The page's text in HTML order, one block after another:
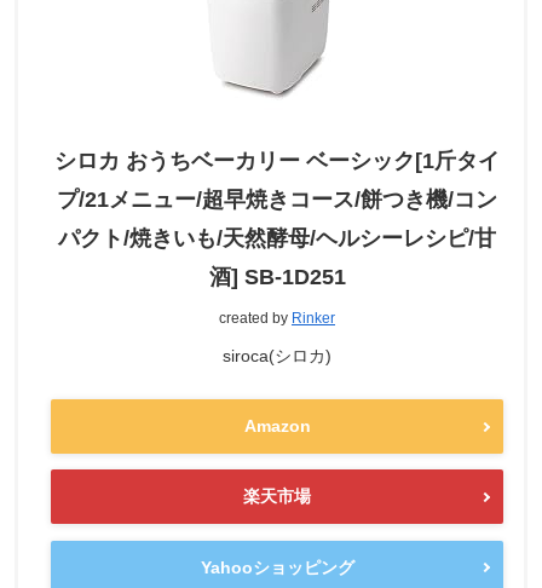
シロカ おうちベーカリー ベーシック[1斤タイ
プ/21メニュー/超早焼きコース/餅つき機/コン
パクト/焼きいも/天然酵母/ヘルシーレシピ/甘
酒] SB-1D251
created by Rinker
siroca(シロカ)
Amazon
楽天市場
Yahooショッピング